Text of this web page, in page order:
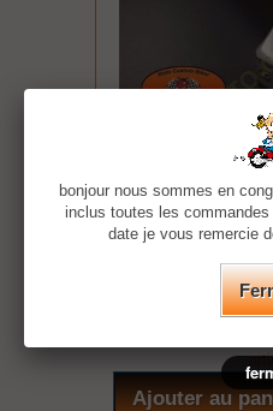
Risers 7" pullback
Risers 7" pullback
Commandez maintenant
Commandez
Ajouter au
bonjour nous sommes en
inclus toutes les
date je vous remercie